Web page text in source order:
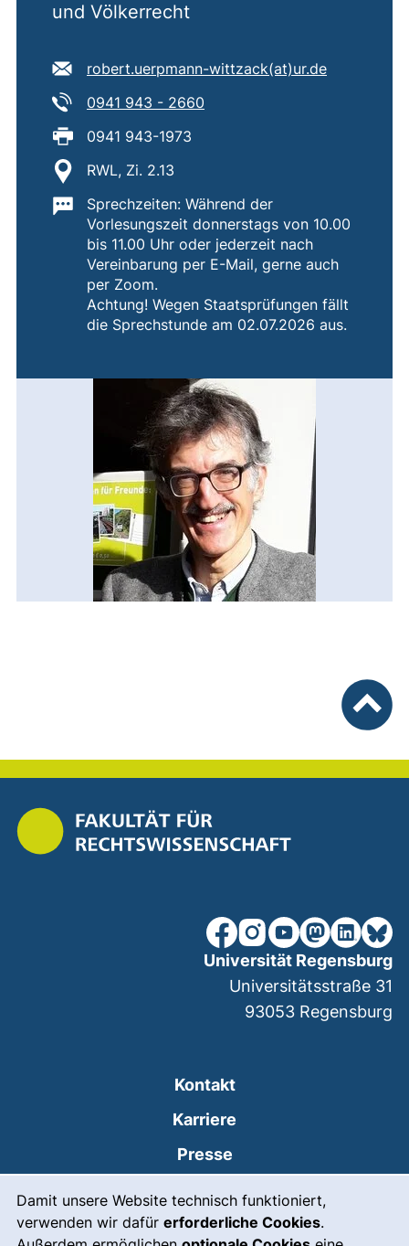
Damit unsere Website technisch funktioniert,
verwenden wir dafür erforderliche Cookies.
und Völkerrecht
E-Mail Adresse:
robert.uerpmann-wittzack​(at)​ur.de(öffnet Ihr
Tel:
0941 943 - 2660
Fax:
0941 943-1973
Standort:
RWL, Zi. 2.13
Wichtige Informationen:
Sprechzeiten: Während der
Vorlesungszeit donnerstags von 10.00
bis 11.00 Uhr oder jederzeit nach
Vereinbarung per E-Mail, gerne auch
per Zoom.
Achtung! Wegen Staatsprüfungen fällt
die Sprechstunde am 02.07.2026 aus.
unsere Facebook-Seite
unsere Instagram-
unsere YouTube-
unsereunsere
Kontakt
Karriere
Presse
Leichte Sprache
Universität Regensburg
Universitätsstraße 31
93053 Regensburg